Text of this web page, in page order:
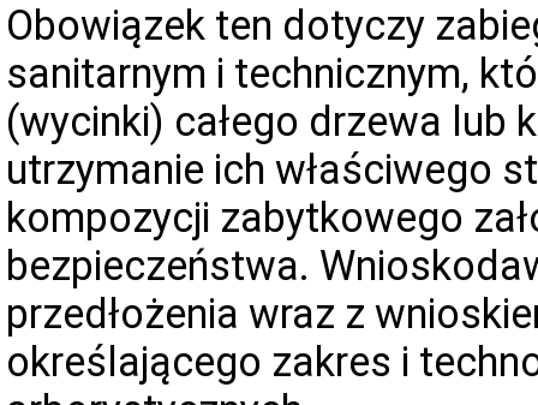
Obowiązek ten dotyczy
sanitarnym i technicznym,
(wycinki) całego drzewa lub
utrzymanie ich właściwego
kompozycji zabytkowego
bezpieczeństwa.
przedłożenia wraz z
określającego zakres i